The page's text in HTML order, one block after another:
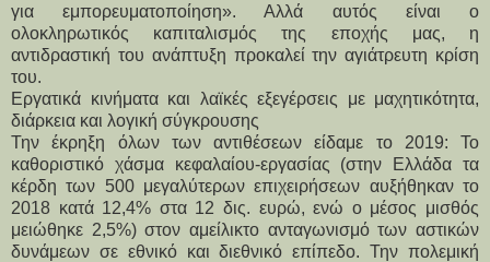
για εμπορευματοποίηση». Αλλά αυτός είναι ο
ολοκληρωτικός καπιταλισμός της εποχής μας, η
αντιδραστική του ανάπτυξη προκαλεί την αγιάτρευτη κρίση
του.
Εργατικά κινήματα και λαϊκές εξεγέρσεις με μαχητικότητα,
διάρκεια και λογική σύγκρουσης
Την έκρηξη όλων των αντιθέσεων είδαμε το 2019: Το
καθοριστικό χάσμα κεφαλαίου-εργασίας (στην Ελλάδα τα
κέρδη των 500 μεγαλύτερων επιχειρήσεων αυξήθηκαν το
2018 κατά 12,4% στα 12 δις. ευρώ, ενώ ο μέσος μισθός
μειώθηκε 2,5%) στον αμείλικτο ανταγωνισμό των αστικών
δυνάμεων σε εθνικό και διεθνικό επίπεδο. Την πολεμική